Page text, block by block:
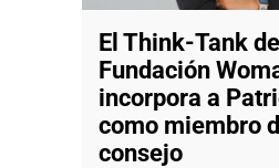
El Think-Tank
Fundación
incorpora a
como miembro
consejo